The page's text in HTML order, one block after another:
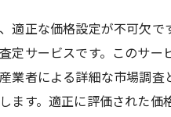
適正な価格設定が不可欠
定サービスです。このサ
業者による詳細な市場調
ます。適正に評価された